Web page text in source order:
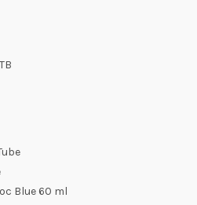
Blue 60 ml